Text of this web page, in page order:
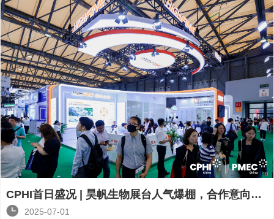
CPHI首日盛况 | 昊帆生物展台人气爆棚，合作意向纷
至沓来
 2025-07-01